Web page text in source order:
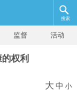
搜索
监督 活动
权利
大 中 小